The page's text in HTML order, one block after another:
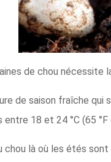
de chou
de saison fraîche qui
18 et 24 °C (65
chou là où les étés